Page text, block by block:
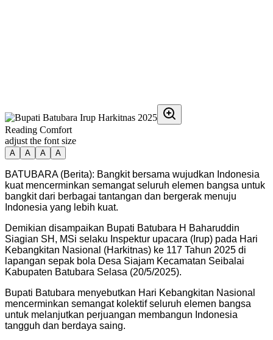
Reading Comfort
adjust the font size
A A A A
BATUBARA (Berita): Bangkit bersama wujudkan Indonesia
kuat mencerminkan semangat seluruh elemen bangsa untuk
bangkit dari berbagai tantangan dan bergerak menuju
Indonesia yang lebih kuat.
Demikian disampaikan Bupati Batubara H Baharuddin
Siagian SH, MSi selaku Inspektur upacara (Irup) pada Hari
Kebangkitan Nasional (Harkitnas) ke 117 Tahun 2025 di
lapangan sepak bola Desa Siajam Kecamatan Seibalai
Kabupaten Batubara Selasa (20/5/2025).
Bupati Batubara menyebutkan Hari Kebangkitan Nasional
mencerminkan semangat kolektif seluruh elemen bangsa
untuk melanjutkan perjuangan membangun Indonesia
tangguh dan berdaya saing.